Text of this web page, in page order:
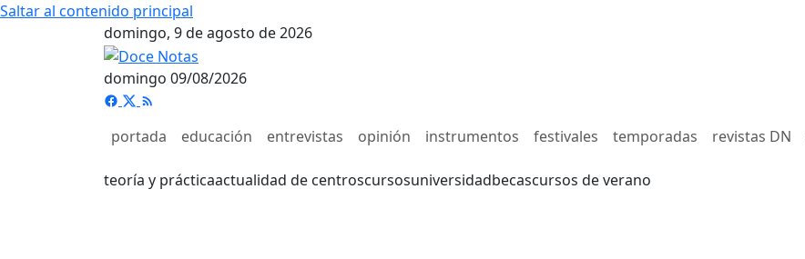
Saltar al contenido principal
domingo, 9 de agosto de 2026
domingo 09/08/2026
portada educación entrevistas opinión instrumentos festivales temporadas revistas DN
teoría y prácticaactualidad de centroscursosuniversidadbecascursos de verano